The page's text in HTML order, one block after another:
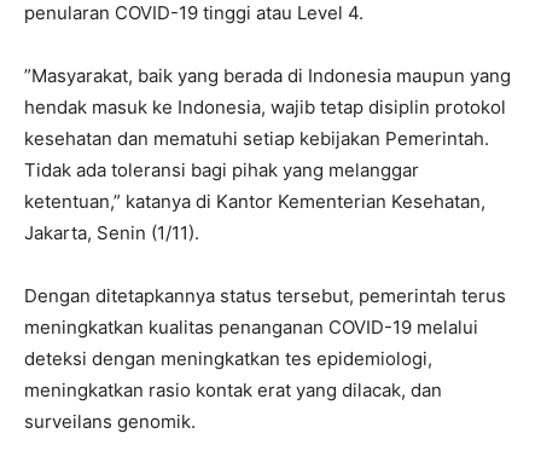
penularan COVID-19 tinggi atau Level 4.
”Masyarakat, baik yang berada di Indonesia maupun yang
hendak masuk ke Indonesia, wajib tetap disiplin protokol
kesehatan dan mematuhi setiap kebijakan Pemerintah.
Tidak ada toleransi bagi pihak yang melanggar
ketentuan,” katanya di Kantor Kementerian Kesehatan,
Jakarta, Senin (1/11).
Dengan ditetapkannya status tersebut, pemerintah terus
meningkatkan kualitas penanganan COVID-19 melalui
deteksi dengan meningkatkan tes epidemiologi,
meningkatkan rasio kontak erat yang dilacak, dan
surveilans genomik.